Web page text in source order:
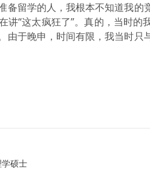
备留学的人，我根本不知道我
讲“这太疯狂了”。真的，当时
由于晚申，时间有限，我当时
消极回应截然不同，指南者留学
进行了很专业很耐心的介绍，给
十分耐心，帮我不断地修改文
真的是很温暖的一束光。等待
最低落的一段时期给了我一个做
硕士